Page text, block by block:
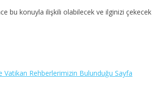
bu konuyla ilişkili olabilecek ve ilginizi çekecek
Rehberlerimizin Bulunduğu Sayfa